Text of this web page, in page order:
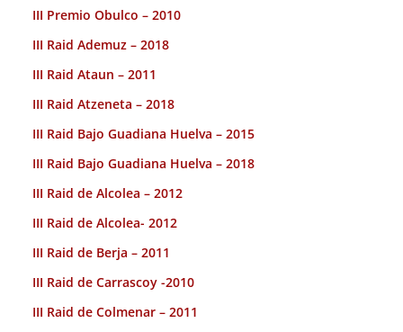
III Premio Obulco – 2010
III Raid Ademuz – 2018
III Raid Ataun – 2011
III Raid Atzeneta – 2018
III Raid Bajo Guadiana Huelva – 2015
III Raid Bajo Guadiana Huelva – 2018
III Raid de Alcolea – 2012
III Raid de Alcolea- 2012
III Raid de Berja – 2011
III Raid de Carrascoy -2010
III Raid de Colmenar – 2011